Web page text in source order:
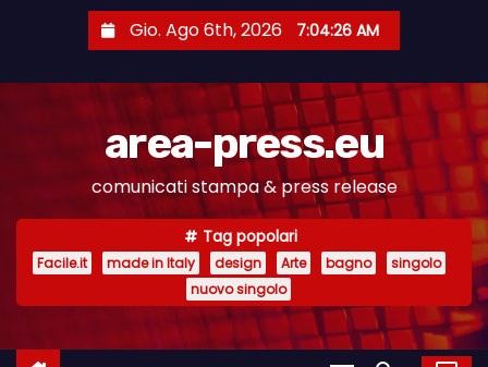
e
Gio. Ago 6th, 2026 7:04:26 AM
area-press.eu
comunicati stampa & press release
Tag popolari
Facile.it made in Italy design Arte bagno
singolo
nuovo singolo